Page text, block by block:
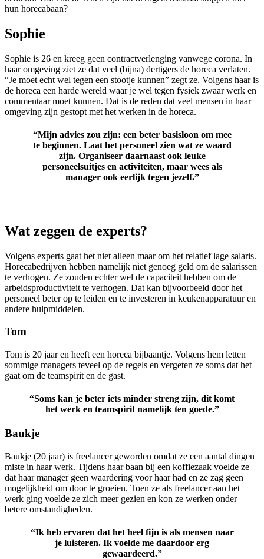
hun horecabaan?
Sophie
Sophie is 26 en kreeg geen contractverlenging vanwege corona. In
haar omgeving ziet ze dat veel (bijna) dertigers de horeca verlaten.
“Je moet echt wel tegen een stootje kunnen” zegt ze. Volgens haar is
de horeca een harde wereld waar je wel tegen fysiek zwaar werk en
commentaar moet kunnen. Dat is de reden dat veel mensen in haar
omgeving zijn gestopt met het werken in de horeca.
“Mijn advies zou zijn: een beter basisloon om mee
te beginnen. Laat het personeel zien wat ze waard
zijn. Organiseer daarnaast ook leuke
personeelsuitjes en activiteiten, maar wees als
manager ook eerlijk tegen jezelf.”
Wat zeggen de experts?
Volgens experts gaat het niet alleen maar om het relatief lage salaris.
Horecabedrijven hebben namelijk niet genoeg geld om de salarissen
te verhogen. Ze zouden echter wel de capaciteit hebben om de
arbeidsproductiviteit te verhogen. Dat kan bijvoorbeeld door het
personeel beter op te leiden en te investeren in keukenapparatuur en
andere hulpmiddelen.
Tom
Tom is 20 jaar en heeft een horeca bijbaantje. Volgens hem letten
sommige managers teveel op de regels en vergeten ze soms dat het
gaat om de teamspirit en de gast.
“Soms kan je beter iets minder streng zijn, dit komt
het werk en teamspirit namelijk ten goede.”
Baukje
Baukje (20 jaar) is freelancer geworden omdat ze een aantal dingen
miste in haar werk. Tijdens haar baan bij een koffiezaak voelde ze
dat haar manager geen waardering voor haar had en ze zag geen
mogelijkheid om door te groeien. Toen ze als freelancer aan het
werk ging voelde ze zich meer gezien en kon ze werken onder
betere omstandigheden.
“Ik heb ervaren dat het heel fijn is als mensen naar
je luisteren. Ik voelde me daardoor erg
gewaardeerd.”